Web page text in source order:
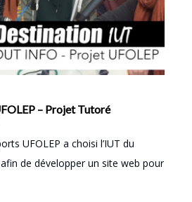
– Projet Tutoré
UFOLEP a choisi l’IUT du
de développer un site web pour